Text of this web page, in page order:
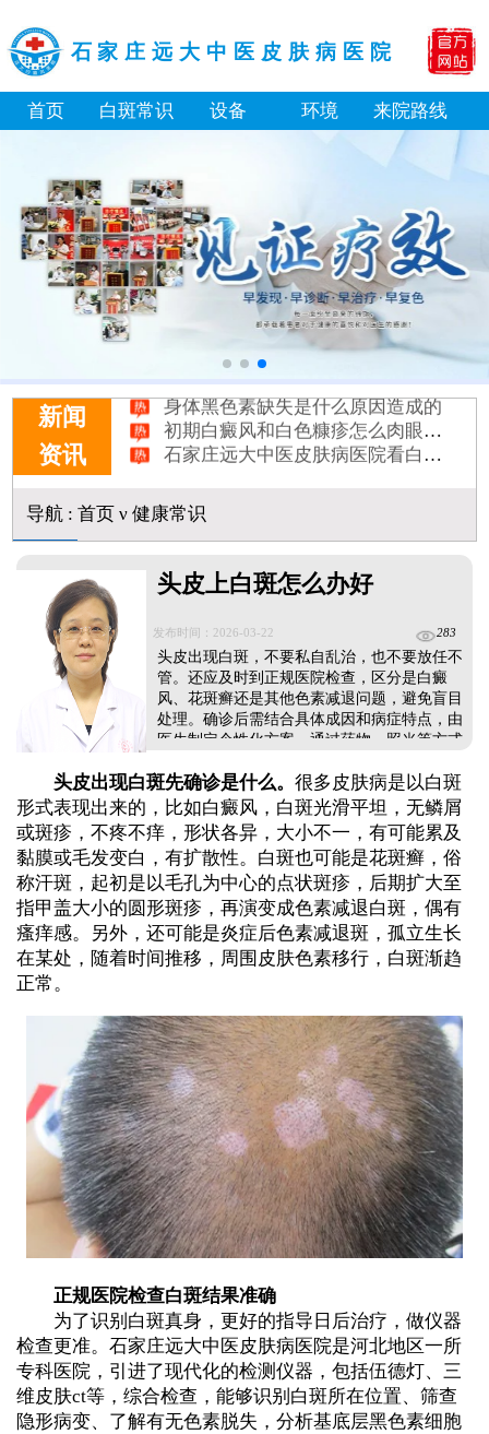
石家庄远大中医皮肤病医院
首页 白斑常识 设备 环境 来院路线
新闻
资讯
白癜风长期用激素药膏会有副作用吗
伍德灯结果显示亮白色荧光代表什么意思
脸上长了小白点是什么情况
白癜风用芦可替尼乳膏多久能恢复正常色
初期白癜风和白色糠疹怎么肉眼区分
石家庄远大中医皮肤病医院看白斑好吗
他克莫司能涂在嘴唇周围的白斑上吗
白癜风早期是什么症状图片
导航: 首页ν 健康常识
头皮上白斑怎么办好
发布时间：2026-03-22 283
头皮出现白斑，不要私自乱治，也不要放任不
管。还应及时到正规医院检查，区分是白癜
风、花斑癣还是其他色素减退问题，避免盲目
处理。确诊后需结合具体成因和病症特点，由
医生制定个性化方案，通过药物、照光等方式
激，坚持规范治疗，逐步促进色素恢复，让头
皮肤色回归正常，避免白斑进一步扩散。...
头皮出现白斑先确诊是什么。 很多皮肤病是以白斑
形式表现出来的，比如白癜风，白斑光滑平坦，无鳞屑
或斑疹，不疼不痒，形状各异，大小不一，有可能累及
黏膜或毛发变白，有扩散性。白斑也可能是花斑癣，俗
称汗斑，起初是以毛孔为中心的点状斑疹，后期扩大至
指甲盖大小的圆形斑疹，再演变成色素减退白斑，偶有
瘙痒感。另外，还可能是炎症后色素减退斑，孤立生长
在某处，随着时间推移，周围皮肤色素移行，白斑渐趋
正常。
正规医院检查白斑结果准确
为了识别白斑真身，更好的指导日后治疗，做仪器
检查更准。石家庄远大中医皮肤病医院是河北地区一所
专科医院，引进了现代化的检测仪器，包括伍德灯、三
维皮肤ct等，综合检查，能够识别白斑所在位置、筛查
隐形病变、了解有无色素脱失，分析基底层黑色素细胞